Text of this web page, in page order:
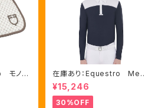
モノグ
用ゼ
ETH0
在庫あり：Equestro Me
n’ｓ メッシュコンビ 長袖
競技用シャツ 2色Mサイズ
（ETM00060）
¥15,246
30%OFF